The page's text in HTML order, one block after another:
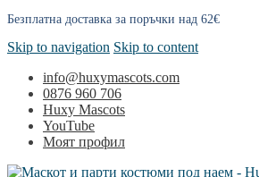
Безплатна доставка за поръчки над 62€
Skip to navigation Skip to content
info@huxymascots.com
0876 960 706
Huxy Mascots
YouTube
Моят профил